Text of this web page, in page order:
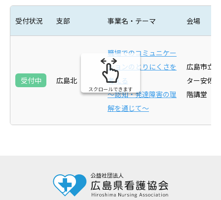
受付状況 支部 事業名・テーマ 会場
受付中 広島北
職場でのコミュニケー
ションのとりにくさを
考える
～認知・発達障害の理
解を通じて～
広島市立
ター安佐
階講堂
スクロールできます